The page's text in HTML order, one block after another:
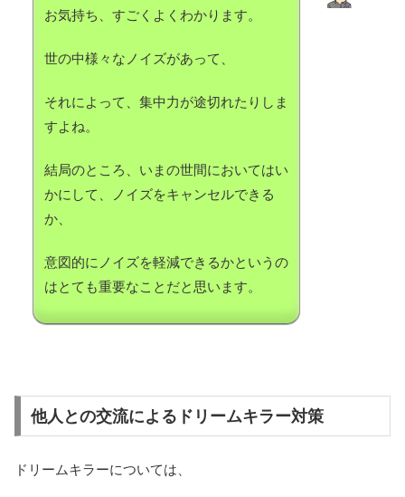
お気持ち、すごくよくわかります。
世の中様々なノイズがあって、
それによって、集中力が途切れたりしま
すよね。
結局のところ、いまの世間においてはい
かにして、ノイズをキャンセルできる
か、
意図的にノイズを軽減できるかというの
はとても重要なことだと思います。
他人との交流によるドリームキラー対策
ドリームキラーについては、